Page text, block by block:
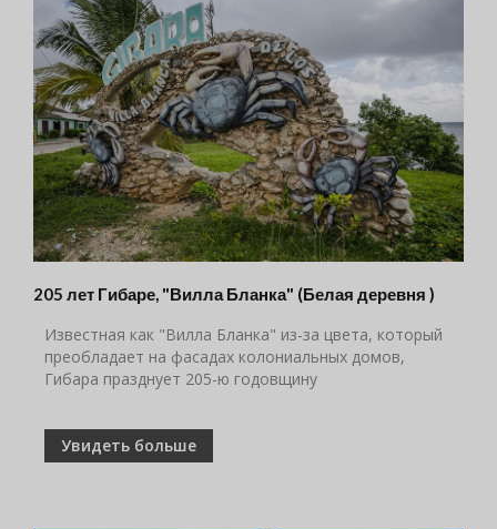
205 лет Гибаре, "Вилла Бланка" (Белая деревня )
Известная как "Вилла Бланка" из-за цвета, который
преобладает на фасадах колониальных домов,
Гибара празднует 205-ю годовщину
Увидеть больше